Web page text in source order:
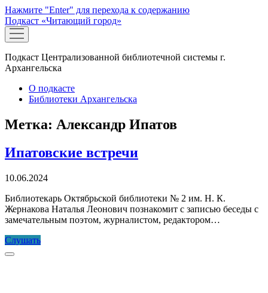
Нажмите "Enter" для перехода к содержанию
Подкаст «Читающий город»
открыть
меню
Подкаст Централизованной библиотечной системы г.
Архангельска
О подкасте
Библиотеки Архангельска
Метка: Александр Ипатов
Ипатовские встречи
10.06.2024
Библиотекарь Октябрьской библиотеки № 2 им. Н. К.
Жернакова Наталья Леонович познакомит с записью беседы с
замечательным поэтом, журналистом, редактором…
СлушатьИпатовские
Прокрутка